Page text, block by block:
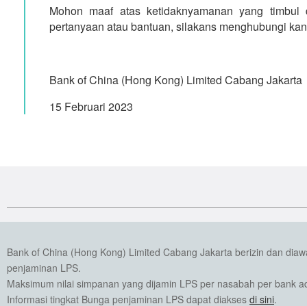
Mohon maaf atas ketidaknyamanan yang
pertanyaan atau bantuan, silakans menghubungi
Bank of China (Hong Kong) Limited Cabang Jakarta
15 Februari 2023
Bank of China (Hong Kong) Limited Cabang Jakarta berizin dan
penjaminan LPS.
Maksimum nilai simpanan yang dijamin LPS per nasabah per bank
Informasi tingkat Bunga penjaminan LPS dapat diakses di sini.